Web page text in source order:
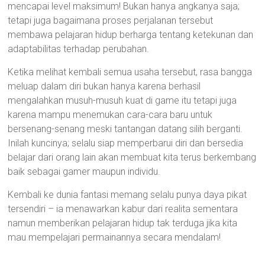
mencapai level maksimum! Bukan hanya angkanya saja;
tetapi juga bagaimana proses perjalanan tersebut
membawa pelajaran hidup berharga tentang ketekunan dan
adaptabilitas terhadap perubahan.
Ketika melihat kembali semua usaha tersebut, rasa bangga
meluap dalam diri bukan hanya karena berhasil
mengalahkan musuh-musuh kuat di game itu tetapi juga
karena mampu menemukan cara-cara baru untuk
bersenang-senang meski tantangan datang silih berganti.
Inilah kuncinya; selalu siap memperbarui diri dan bersedia
belajar dari orang lain akan membuat kita terus berkembang
baik sebagai gamer maupun individu.
Kembali ke dunia fantasi memang selalu punya daya pikat
tersendiri – ia menawarkan kabur dari realita sementara
namun memberikan pelajaran hidup tak terduga jika kita
mau mempelajari permainannya secara mendalam!